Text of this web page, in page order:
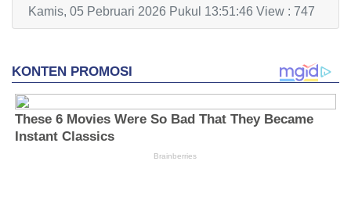
Kamis, 05 Pebruari 2026 Pukul 13:51:46 View : 747